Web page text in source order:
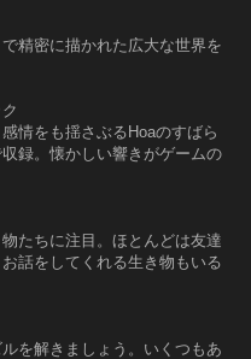
精密に描かれた広大な世界を
情をも揺さぶるHoaのすばら
録。懐かしい響きがゲームの
たちに注目。ほとんどは友達
話をしてくれる生き物もいる
を解きましょう。いくつもあ